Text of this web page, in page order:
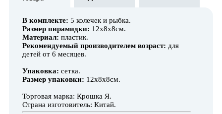
В комплекте: 5 колечек и рыбка.
Размер пирамидки: 12х8х8см.
Материал: пластик.
Рекомендуемый производителем возраст: для
детей от 6 месяцев.
Упаковка: сетка.
Размер упаковки: 12х8х8см.
Торговая марка: Крошка Я.
Страна изготовитель: Китай.